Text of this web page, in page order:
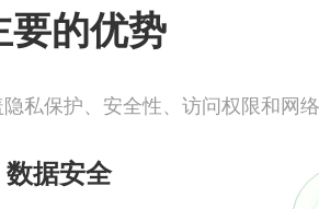
要的优势
私保护、安全性、访问权限和网
数据安全